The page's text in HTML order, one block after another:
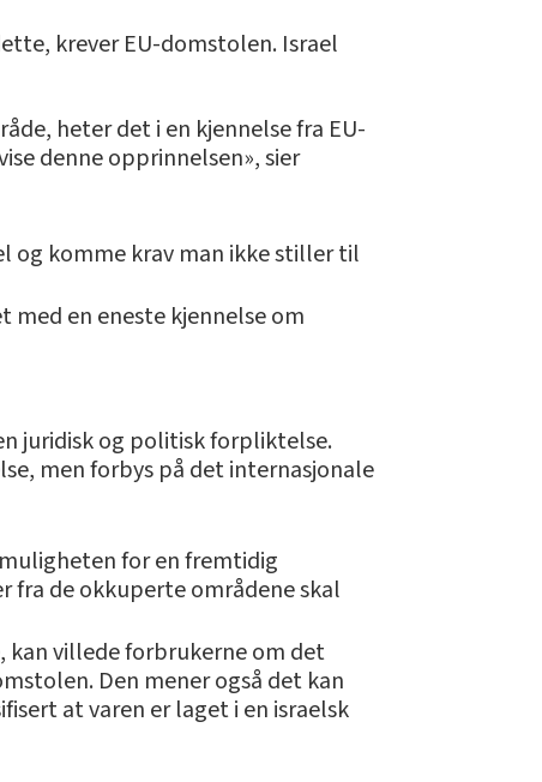
krever EU-domstolen. Israel
heter det i en kjennelse fra EU-
denne opprinnelsen», sier
og komme krav man ikke stiller til
en eneste kjennelse om
juridisk og politisk forpliktelse.
men forbys på det internasjonale
for en fremtidig
de okkuperte områdene skal
kan villede forbrukerne om det
Den mener også det kan
at varen er laget i en israelsk